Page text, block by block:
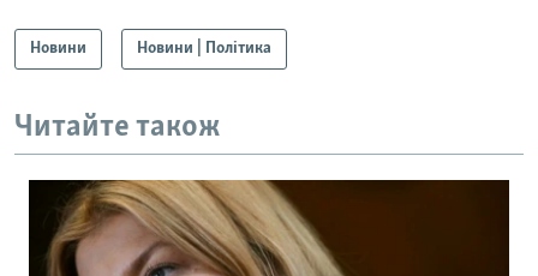
Новини Новини | Політика
Читайте також